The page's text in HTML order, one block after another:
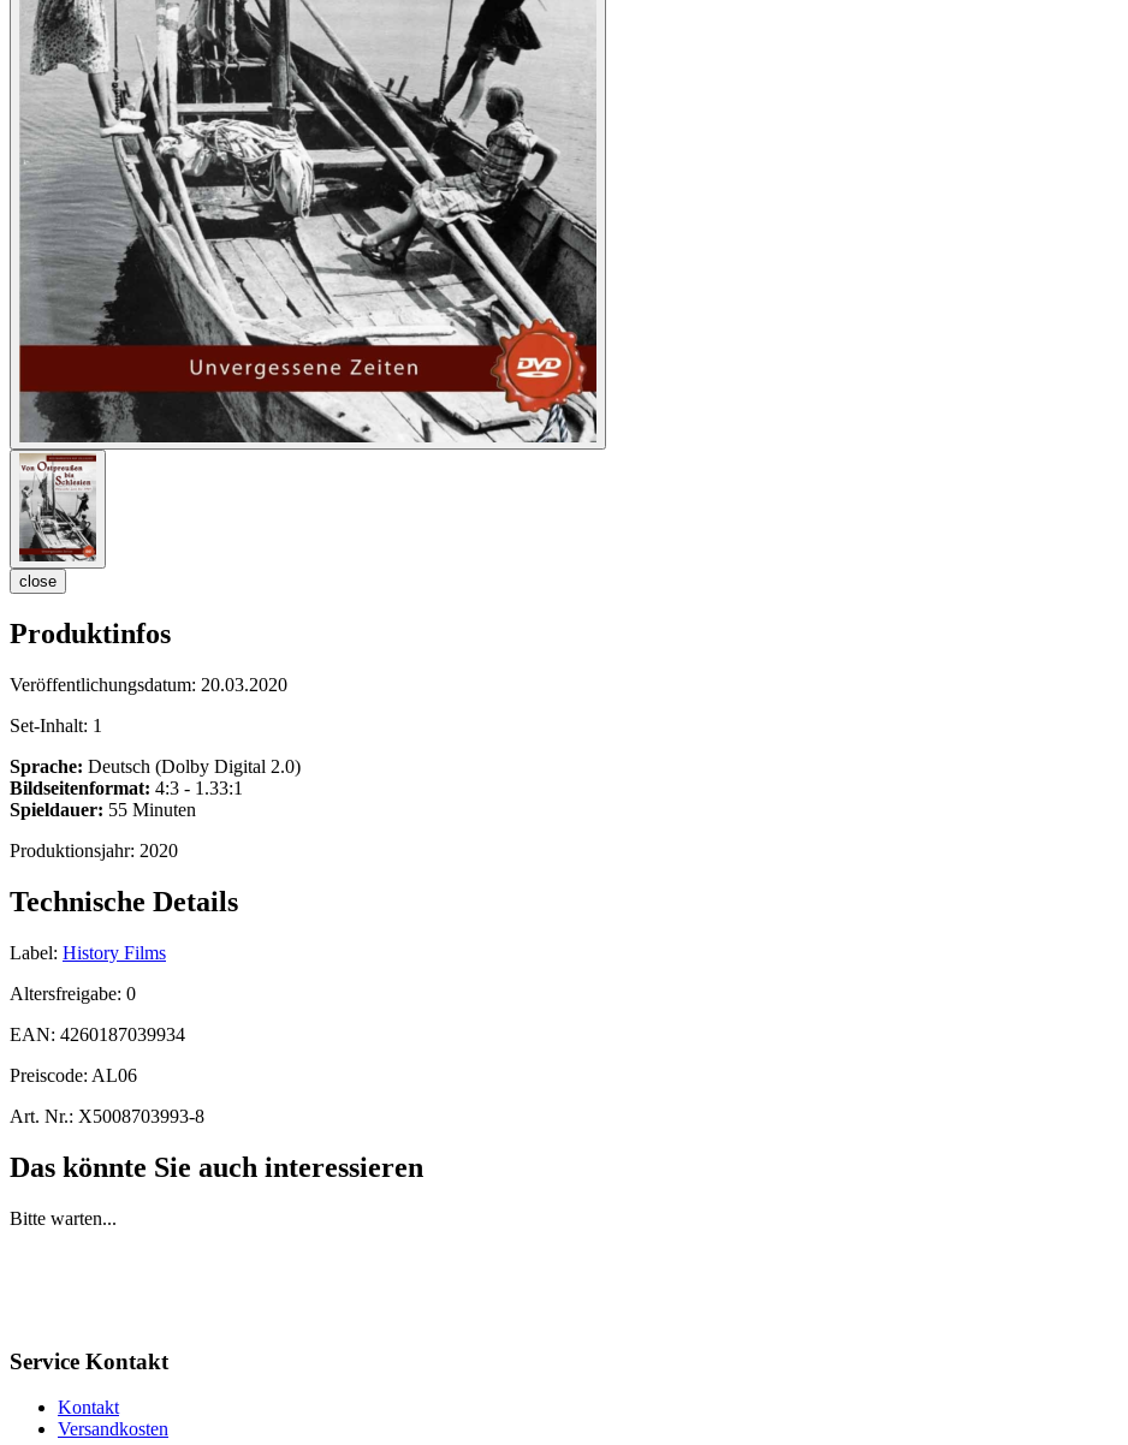
close
Produktinfos
Veröffentlichungsdatum: 20.03.2020
Set-Inhalt: 1
Sprache: Deutsch (Dolby Digital 2.0)
Bildseitenformat: 4:3 - 1.33:1
Spieldauer: 55 Minuten
Produktionsjahr: 2020
Technische Details
Label: History Films
Altersfreigabe: 0
EAN: 4260187039934
Preiscode: AL06
Art. Nr.: X5008703993-8
Das könnte Sie auch interessieren
Bitte warten...
Service Kontakt
Kontakt
Versandkosten